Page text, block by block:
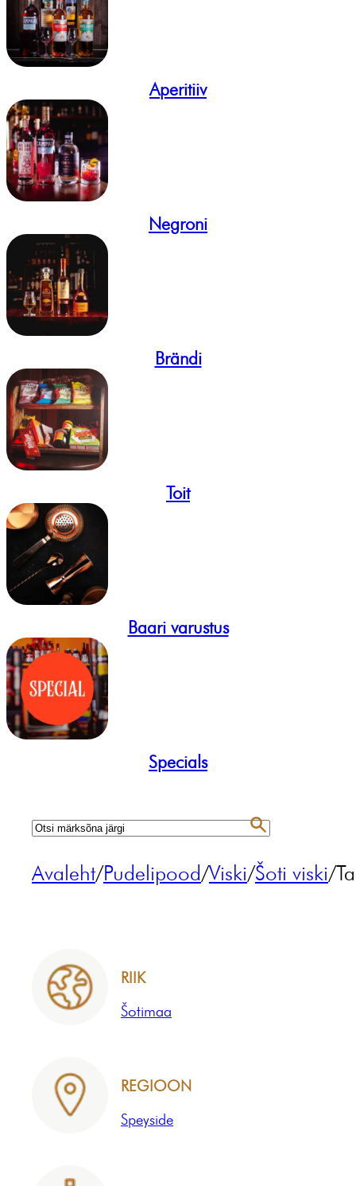
Aperitiiv
Negroni
Brändi
Toit
Baari varustus
Specials
Avaleht/Pudelipood/Viski/Šoti viski/
RIIK
Šotimaa
REGIOON
Speyside